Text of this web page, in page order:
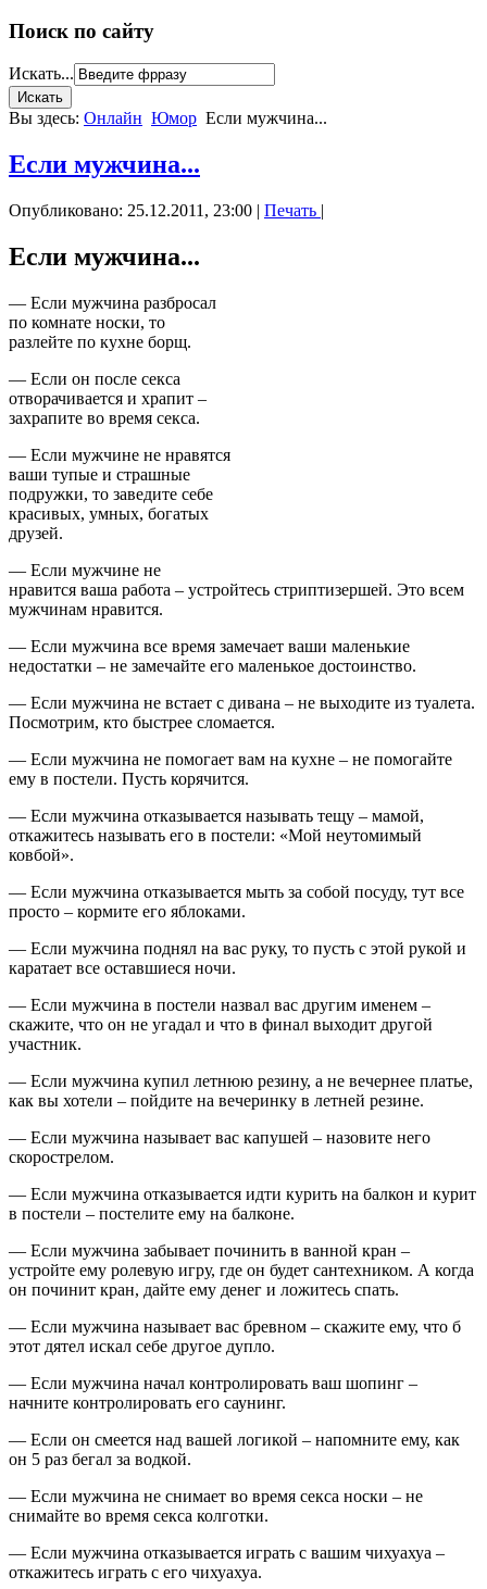
Поиск по сайту
Искать...
Вы здесь: Онлайн Юмор Если мужчина...
Если мужчина...
Опубликовано: 25.12.2011, 23:00 | Печать |
Если мужчина...
— Если мужчина разбросал
по комнате носки, то
разлейте по кухне борщ.
— Если он после секса
отворачивается и храпит –
захрапите во время секса.
— Если мужчине не нравятся
ваши тупые и страшные
подружки, то заведите себе
красивых, умных, богатых
друзей.
— Если мужчине не
нравится ваша работа – устройтесь стриптизершей. Это всем
мужчинам нравится.
— Если мужчина все время замечает ваши маленькие
недостатки – не замечайте его маленькое достоинство.
— Если мужчина не встает с дивана – не выходите из туалета.
Посмотрим, кто быстрее сломается.
— Если мужчина не помогает вам на кухне – не помогайте
ему в постели. Пусть корячится.
— Если мужчина отказывается называть тещу – мамой,
откажитесь называть его в постели: «Мой неутомимый
ковбой».
— Если мужчина отказывается мыть за собой посуду, тут все
просто – кормите его яблоками.
— Если мужчина поднял на вас руку, то пусть с этой рукой и
каратает все оставшиеся ночи.
— Если мужчина в постели назвал вас другим именем –
скажите, что он не угадал и что в финал выходит другой
участник.
— Если мужчина купил летнюю резину, а не вечернее платье,
как вы хотели – пойдите на вечеринку в летней резине.
— Если мужчина называет вас капушей – назовите него
скорострелом.
— Если мужчина отказывается идти курить на балкон и курит
в постели – постелите ему на балконе.
— Если мужчина забывает починить в ванной кран –
устройте ему ролевую игру, где он будет сантехником. А когда
он починит кран, дайте ему денег и ложитесь спать.
— Если мужчина называет вас бревном – скажите ему, что б
этот дятел искал себе другое дупло.
— Если мужчина начал контролировать ваш шопинг –
начните контролировать его саунинг.
— Если он смеется над вашей логикой – напомните ему, как
он 5 раз бегал за водкой.
— Если мужчина не снимает во время секса носки – не
снимайте во время секса колготки.
— Если мужчина отказывается играть с вашим чихуахуа –
откажитесь играть с его чихуахуа.